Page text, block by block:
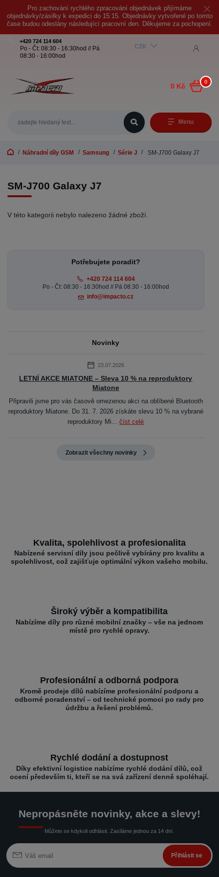
Pro zachování rychlého zpracování objednávek přijímáme
objednávky/zásilky k expedici do 15:15. Objednávky vytvořené po tomto
čase budou odeslány následující pracovní den. Děkujeme za pochopení.
Menu
CZK
+420 724 114 604
Po - Čt: 08:30 - 16:30hod // Pá
08:30 - 16:00hod
0
0 Kč
Náhradní díly GSM Samsung Série J SM-J700 Galaxy J7
SM-J700 Galaxy J7
V této kategorii nebylo nalezeno žádné zboží.
Potřebujete poradit?
+420 724 114 604
Po - Čt: 08:30 - 16:30hod // Pá 08:30 - 16:00hod
info@impacto.cz
Novinky
23.07.2026
LETNÍ AKCE MIATONE – Sleva 10 % na reproduktory
Miatone
Připravili jsme pro vás časově omezenou akci na oblíbené Bluetooth
reproduktory Miatone. Do 31. 7. 2026 získáte slevu 10 % na vybrané
reproduktory Mi...číst celé
Zobrazit všechny novinky
Kvalita, spolehlivost a profesionalita
Nabízené servisní díly jsou pečlivě vybírány pro kvalitu a
spolehlivost, což zajišťuje optimální výkon vašeho mobilu.
Široký výběr a kompatibilita
Nabízíme díly pro různé mobilní značky – vše na jednom
místě pro rychlé opravy.
Profesionální a odborná podpora
Kromě prodeje dílů nabízíme profesionální podporu a
odborné poradenství – od technické pomoci po rady pro
údržbu a řešení problémů.
Rychlé dodání a dostupnost
Díky efektivní logistice nabízíme rychlé dodání dílů, což
ocení především ti, kteří se na svá zařízení denně spoléhají.
Nepropásněte novinky, akce a slevy!
Můžete se kdykoli odhlásit. Zasíláme jednou za 14 dní.
Přihlásit se